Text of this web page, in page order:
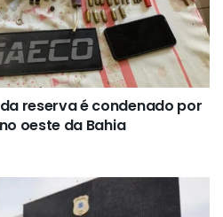
reserva é condenado por
oeste da Bahia